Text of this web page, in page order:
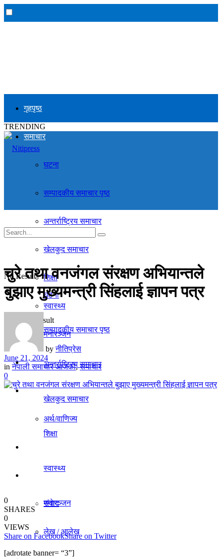
गृहपृष्ठ
समाचार
घटना
सम्पादकीय समाचार पृष्ठ
अन्तर्राष्ट्रिय समाचार
खेलकुद समाचार
शिक्षा
स्वास्थ्य
मनाेरञ्जन
राजनीति
अर्थ/वाणिज्य
अर्थ/वाणिज्य
संवाद
लेख / आलेख
TRENDING
गृहपृष्ठ
घटना
सम्पादकीय समाचार पृष्ठ
अन्तर्राष्ट्रिय समाचार
खेलकुद समाचार
शिक्षा
स्वास्थ्य
मनाेरञ्जन
राजनीति
No Result
View All Result
चुरे तथा वनजंगल संरक्षण अभियान्तले
बुझाए मुख्यमन्त्री सिंहलाई ज्ञापन पत्र
by नीतिप्रेस
June 21, 2024
in नेपाली समाचार आजको,समाचार
0
0
SHARES
0
VIEWS
Share on FacebookShare on Twitter
[adrotate banner= “3”]